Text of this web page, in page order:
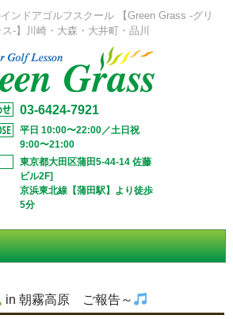
ンドアゴルフスクール 【Green Grass -グリ
-】川崎・大森・大井町・品川
03-6424-7921
平日 10:00〜22:00／土日祝
9:00〜21:00
東京都大田区蒲田5-44-14 佐藤
ビル2F]
京浜東北線【蒲田駅】より徒歩
5分
in 朝霧高原 ご報告～